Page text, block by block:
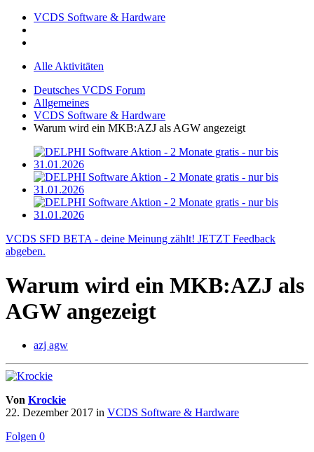
VCDS Software & Hardware
Alle Aktivitäten
Deutsches VCDS Forum
Allgemeines
VCDS Software & Hardware
Warum wird ein MKB:AZJ als AGW angezeigt
VCDS SFD BETA - deine Meinung zählt! JETZT Feedback
abgeben.
Warum wird ein MKB:AZJ als
AGW angezeigt
azj agw
Von Krockie
22. Dezember 2017 in VCDS Software & Hardware
Folgen 0